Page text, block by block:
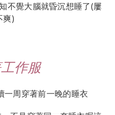
不覺大腦就昏沉想睡了(屢
爽)
作服
一周穿著前一晚的睡衣